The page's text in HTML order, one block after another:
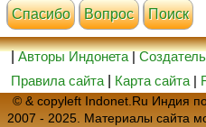
Cпасибо Вопрос Поиск
|Авторы Индонета|
Правила сайта
Карта сайта |
© & copyleft Indonet.Ru Индия
2007 - 2025. Материалы сайта